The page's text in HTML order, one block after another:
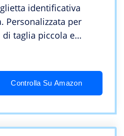
identificativa
Personalizzata per
taglia piccola e
Gatto con incisione
Controlla Su Amazon